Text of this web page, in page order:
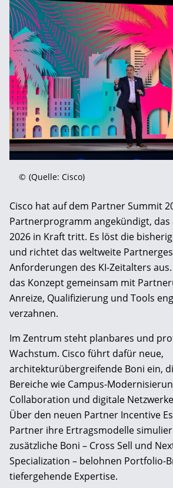
© (Quelle: Cisco)
Cisco hat auf dem Partner Summit
Partnerprogramm angekündigt, das
2026 in Kraft tritt. Es löst die
und richtet das weltweite
Anforderungen des KI-Zeitalters
das Konzept gemeinsam mit
Anreize, Qualifizierung und Tools
verzahnen.
Im Zentrum steht planbares und
Wachstum. Cisco führt dafür neue,
architekturübergreifende Boni ein,
Bereiche wie Campus-
Collaboration und digitale
Über den neuen Partner Incentive
Partner ihre Ertragsmodelle
zusätzliche Boni – Cross Sell und
Specialization – belohnen Portfolio-
tiefergehende Expertise.